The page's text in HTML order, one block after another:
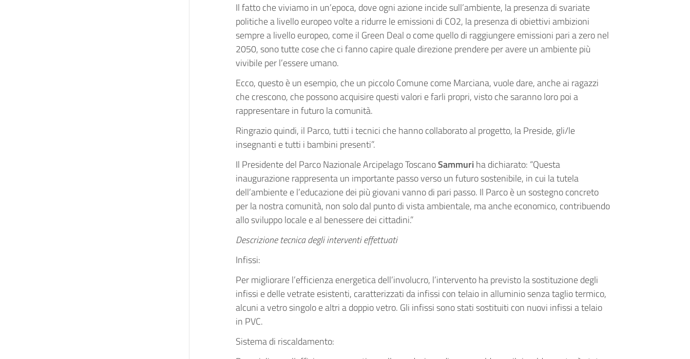
Il fatto che viviamo in un’epoca, dove ogni azione incide sull’ambiente, la presenza di svariate
politiche a livello europeo volte a ridurre le emissioni di CO2, la presenza di obiettivi ambizioni
sempre a livello europeo, come il Green Deal o come quello di raggiungere emissioni pari a zero nel
2050, sono tutte cose che ci fanno capire quale direzione prendere per avere un ambiente più
vivibile per l’essere umano.
Ecco, questo è un esempio, che un piccolo Comune come Marciana, vuole dare, anche ai ragazzi
che crescono, che possono acquisire questi valori e farli propri, visto che saranno loro poi a
rappresentare in futuro la comunità.
Ringrazio quindi, il Parco, tutti i tecnici che hanno collaborato al progetto, la Preside, gli/le
insegnanti e tutti i bambini presenti”.
Il Presidente del Parco Nazionale Arcipelago ToscanoSammuriha dichiarato: “Questa
inaugurazione rappresenta un importante passo verso un futuro sostenibile, in cui la tutela
dell’ambiente e l’educazione dei più giovani vanno di pari passo. Il Parco è un sostegno concreto
per la nostra comunità, non solo dal punto di vista ambientale, ma anche economico, contribuendo
allo sviluppo locale e al benessere dei cittadini.”
Descrizione tecnica degli interventi effettuati
Infissi:
Per migliorare l’efficienza energetica dell’involucro, l’intervento ha previsto la sostituzione degli
infissi e delle vetrate esistenti, caratterizzati da infissi con telaio in alluminio senza taglio termico,
alcuni a vetro singolo e altri a doppio vetro. Gli infissi sono stati sostituiti con nuovi infissi a telaio
in PVC.
Sistema di riscaldamento: